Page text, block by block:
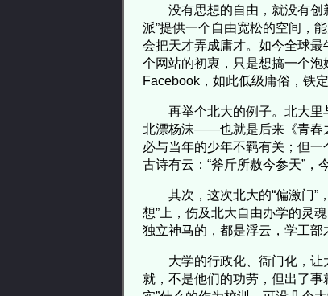
没有思想的自由，就没有创
派”提供一个自由宽松的空间，
会把天才弄成庸才。如今全球
个网站的初衷，只是想搞一个
Facebook，如此低级庸俗，铁定
再举个北大的例子。北大
北漂杨沫——也就是后来《青春
必与当年的少年不羁有关；但一
古诗有云：“斧斤所赦今参天”，
其次，这次北大的“偏激门”
想”上，伤及北大自由办学的灵
独立神马的，都是浮云，学工部
大学的行政化、衙门化，让
就，不是他们的功劳，但出了